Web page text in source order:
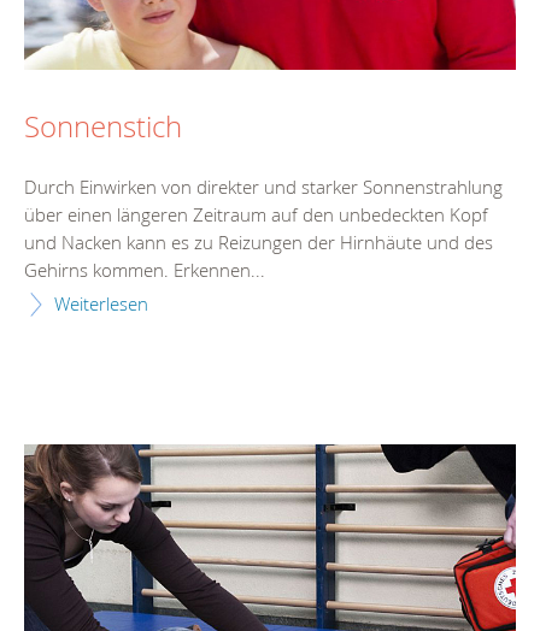
Sonnenstich
Durch Einwirken von direkter und starker Sonnenstrahlung
über einen längeren Zeitraum auf den unbedeckten Kopf
und Nacken kann es zu Reizungen der Hirnhäute und des
Gehirns kommen. Erkennen...
Weiterlesen